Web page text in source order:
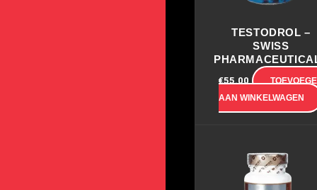
TESTODROL –
SWISS
€55.00
AAN WINKELWAGEN